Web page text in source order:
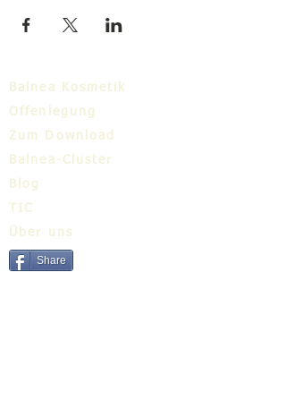
Balnea Kosmetik
Offenlegung
Zum Download
Balnea-Cluster
Blog
TIC
Über uns
Share